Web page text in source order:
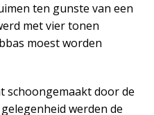
ten gunste van een
met vier tonen
moest worden
schoongemaakt door de
werden de